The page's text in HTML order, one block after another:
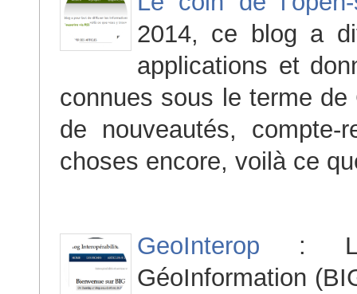
2014, ce blog a
applications et
connues sous le terme
de nouveautés,
choses encore, voilà ce
GeoInterop : Le
GéoInformation